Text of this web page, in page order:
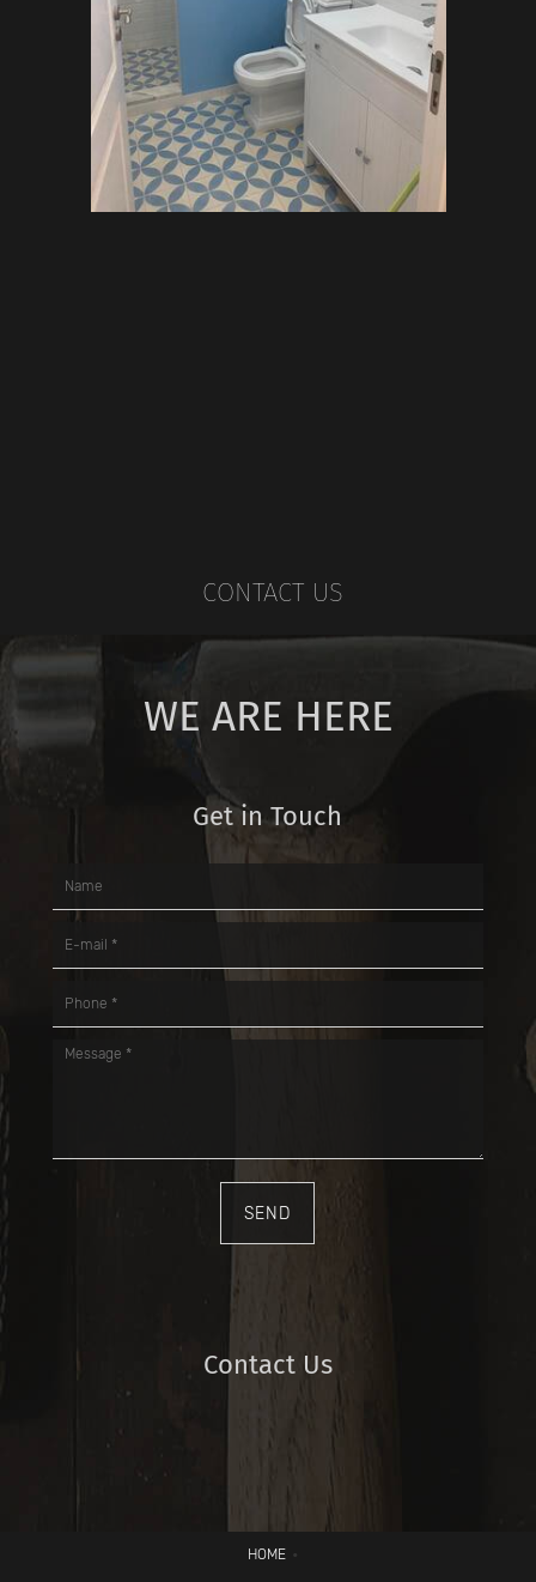
CONTACT US
WE ARE HERE
Get in Touch
SEND
Contact Us
HOME